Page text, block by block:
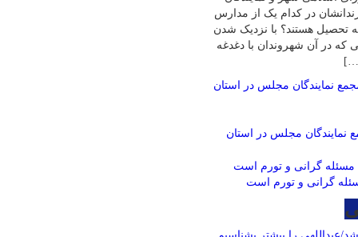
در کدام یک از مدارس
تحصیل هستند؟ با نزدیک شدن
که در آن شهروندان با دغدغه
نمایندگان مجلس در استان
گرانی و تورم است